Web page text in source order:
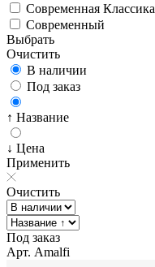
Современная Классика
Современный
Выбрать
Очистить
В наличии
Под заказ
↑ Название
↓ Цена
Применить
Очистить
Под заказ
Арт. Amalfi